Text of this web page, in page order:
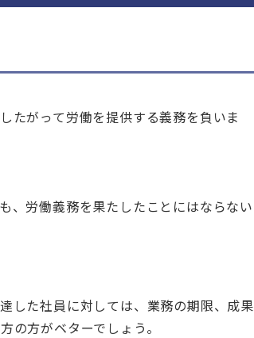
たがって労働を提供する義務を負いま
、労働義務を果たしたことにはならない
した社員に対しては、業務の期限、成果
の方がベターでしょう。